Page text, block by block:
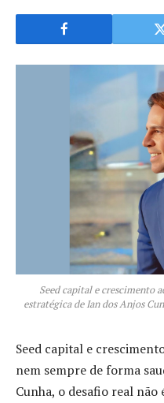
Seed capital e crescimento
estratégica de Ian dos Anjos
Seed capital e
nem sempre de forma
Cunha, o desafio real